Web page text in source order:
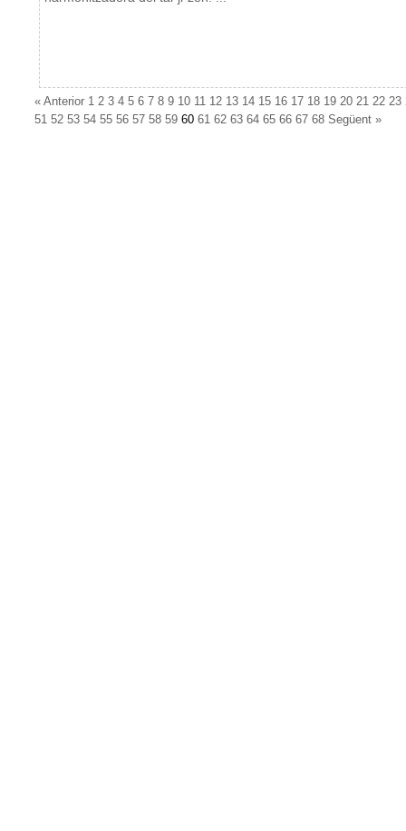
« Anterior 1 2 3 4 5 6 7 8 9 10 11 12 13 14 15 16 17 18 19 20 21 22 23
51 52 53 54 55 56 57 58 5960 61 62 63 64 65 66 67 68 Següent »